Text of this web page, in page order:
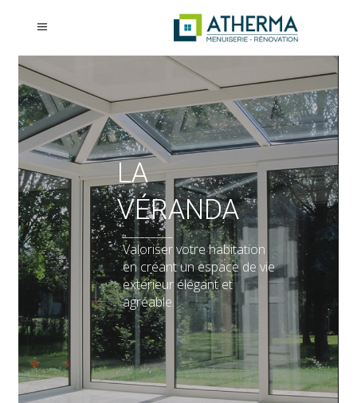
LA
VÉRANDA
_________
Valoriser votre habitation
en créant un espace de vie
extérieur élégant et
agréable.